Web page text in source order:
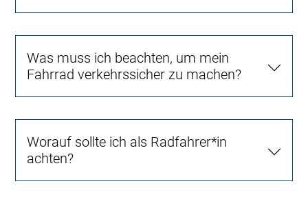
Was muss ich beachten, um mein
Fahrrad verkehrssicher zu machen?
Worauf sollte ich als Radfahrer*in
achten?